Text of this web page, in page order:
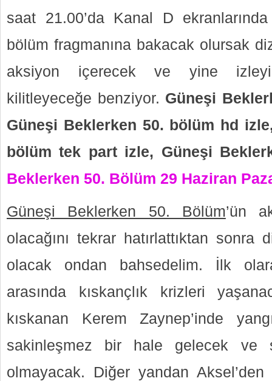
saat 21.00’da Kanal D
bölüm fragmanına bakacak olursak
aksiyon içerecek ve yine
kilitleyeceğe benziyor. Güneşi
Güneşi Beklerken 50. bölüm hd
bölüm tek part izle, Güneşi
Beklerken 50. Bölüm 29 Haziran
Güneşi Beklerken 50. Bölüm’ün
olacağını tekrar hatırlattıktan
olacak ondan bahsedelim. İlk
arasında kıskançlık krizleri
kıskanan Kerem Zaynep’inde
sakinleşmez bir hale gelecek ve
olmayacak. Diğer yandan Aksel’den